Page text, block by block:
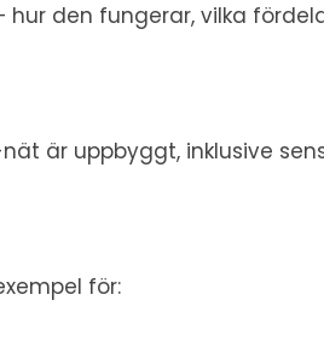
den fungerar, vilka
är uppbyggt, inklusive
för: